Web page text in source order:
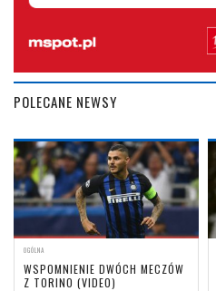
POLECANE NEWSY
OGÓLNA
WSPOMNIENIE DWÓCH MECZÓW
Z TORINO (VIDEO)